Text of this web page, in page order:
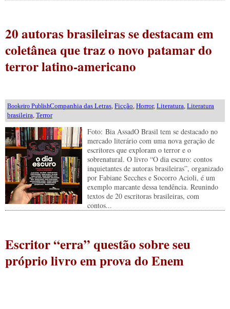
20 autoras brasileiras se destacam em
coletânea que traz o novo patamar do
terror latino-americano
Bookeiro PublishCompanhia das Letras Ficção Horror, Literatura Literatura
brasileira Terror
Foto: Bia AssadO Brasil tem se destacado no
mercado literário com uma nova geração de
escritores que exploram o terror e o
sobrenatural. O livro “O dia escuro: contos
inquietantes de autoras brasileiras”, organizado
por Fabiane Secches e Socorro Acioli, é um
exemplo marcante dessa tendência. Reunindo
textos de 20 escritoras brasileiras, com
contos...
Escritor “erra” questão sobre seu
próprio livro em prova do Enem